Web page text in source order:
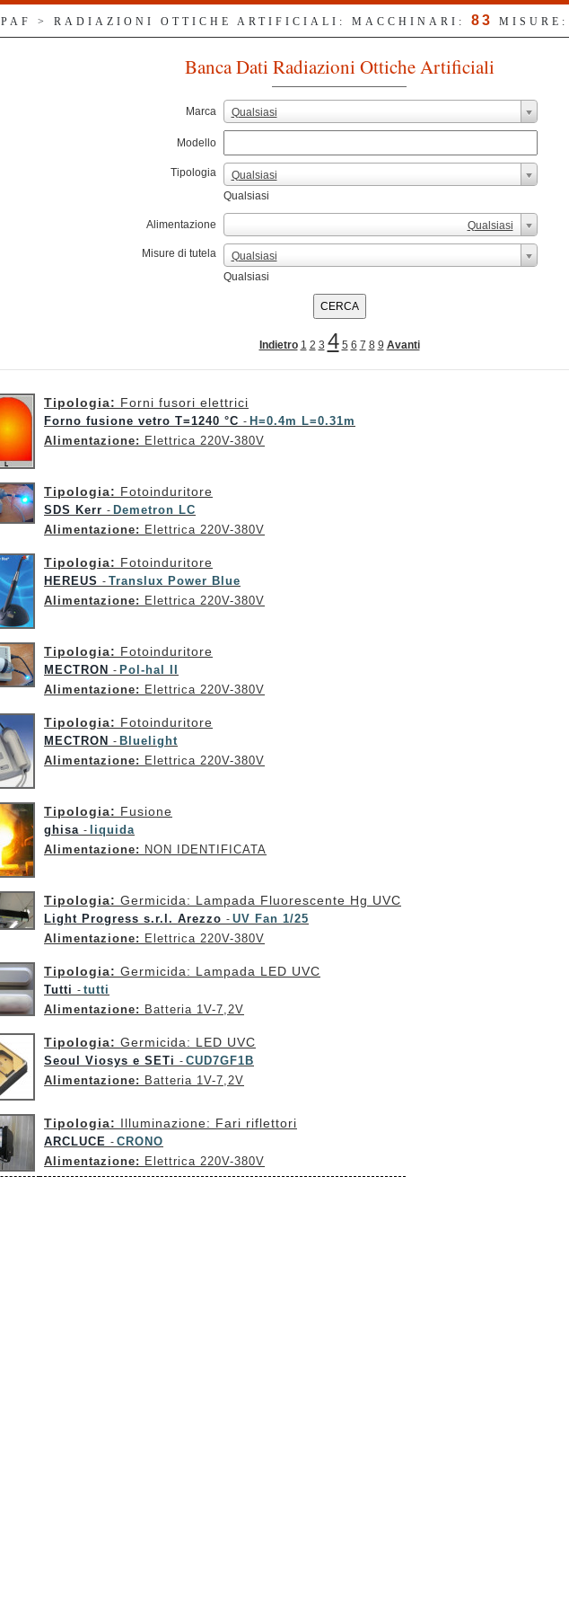
PAF > RADIAZIONI OTTICHE ARTIFICIALI: MACCHINARI: 83 MISURE:
Banca Dati Radiazioni Ottiche Artificiali
Marca Qualsiasi
Modello
Tipologia
Qualsiasi
Qualsiasi
Alimentazione Qualsiasi
Misure di tutela
Qualsiasi
Qualsiasi
Indietro 1 2 3 4 5 6 7 8 9 Avanti
Tipologia: Forni fusori elettrici
Forno fusione vetro T=1240 °C - H=0.4m L=0.31m
Alimentazione: Elettrica 220V-380V
Tipologia: Fotoinduritore
SDS Kerr - Demetron LC
Alimentazione: Elettrica 220V-380V
Tipologia: Fotoinduritore
HEREUS - Translux Power Blue
Alimentazione: Elettrica 220V-380V
Tipologia: Fotoinduritore
MECTRON - Pol-hal II
Alimentazione: Elettrica 220V-380V
Tipologia: Fotoinduritore
MECTRON - Bluelight
Alimentazione: Elettrica 220V-380V
Tipologia: Fusione
ghisa -
liquida
Alimentazione: NON IDENTIFICATA
Tipologia: Germicida: Lampada Fluorescente Hg UVC
Light Progress s.r.l. Arezzo - UV Fan 1/25
Alimentazione: Elettrica 220V-380V
Tipologia: Germicida: Lampada LED UVC
Tutti - tutti
Alimentazione: Batteria 1V-7,2V
Tipologia: Germicida: LED UVC
Seoul Viosys e SETi - CUD7GF1B
Alimentazione: Batteria 1V-7,2V
Tipologia: Illuminazione: Fari riflettori
ARCLUCE - CRONO
Alimentazione: Elettrica 220V-380V